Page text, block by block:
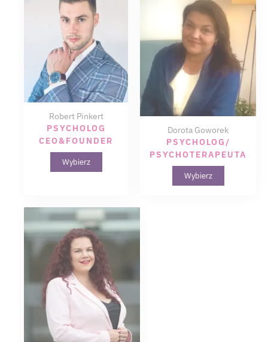
Robert Pinkert
PSYCHOLOG
CEO&FOUNDER
Wybierz
Dorota Goworek
PSYCHOLOG/
PSYCHOTERAPEUTA
Wybierz